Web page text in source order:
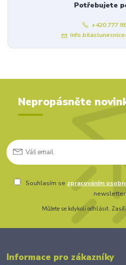
Potřebujete
+420 777
Nepropásněte
Souhlasím se zpracováním
Můžete se kdykoli odhlásit.
Informace pro zákazníky